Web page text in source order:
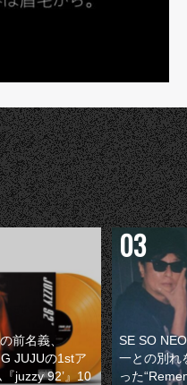
前名義、
JUJUの1stア
juzzy 92’』10
SE SO
一との別れ
った